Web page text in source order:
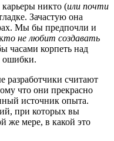
никто (или почти
Зачастую она
Мы бы предпочли и
то не любит создавать
часами корпеть над
ошибки.
разработчики считают
что они прекрасно
источник опыта.
при которых вы
же мере, в какой это